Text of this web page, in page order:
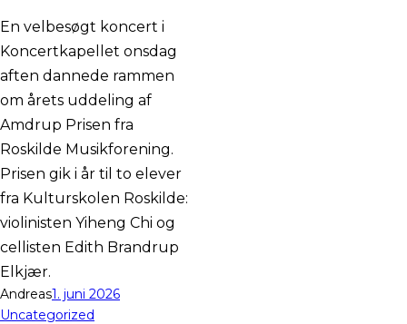
En velbesøgt koncert i
Koncertkapellet onsdag
aften dannede rammen
om årets uddeling af
Amdrup Prisen fra
Roskilde Musikforening.
Prisen gik i år til to elever
fra Kulturskolen Roskilde:
violinisten Yiheng Chi og
cellisten Edith Brandrup
Elkjær.
Andreas1. juni 2026
Uncategorized